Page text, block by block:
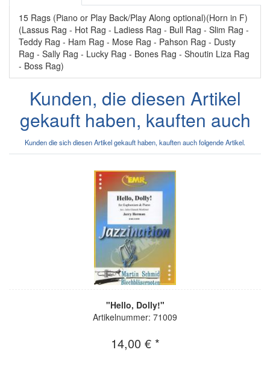
15 Rags (Piano or Play Back/Play Along optional)(Horn in F)
(Lassus Rag - Hot Rag - Ladiess Rag - Bull Rag - Slim Rag -
Teddy Rag - Ham Rag - Mose Rag - Pahson Rag - Dusty
Rag - Sally Rag - Lucky Rag - Bones Rag - Shoutin Liza Rag
- Boss Rag)
Kunden, die diesen Artikel
gekauft haben, kauften auch
Kunden die sich diesen Artikel gekauft haben, kauften auch folgende Artikel.
"Hello, Dolly!"
Artikelnummer: 71009
14,00 € *